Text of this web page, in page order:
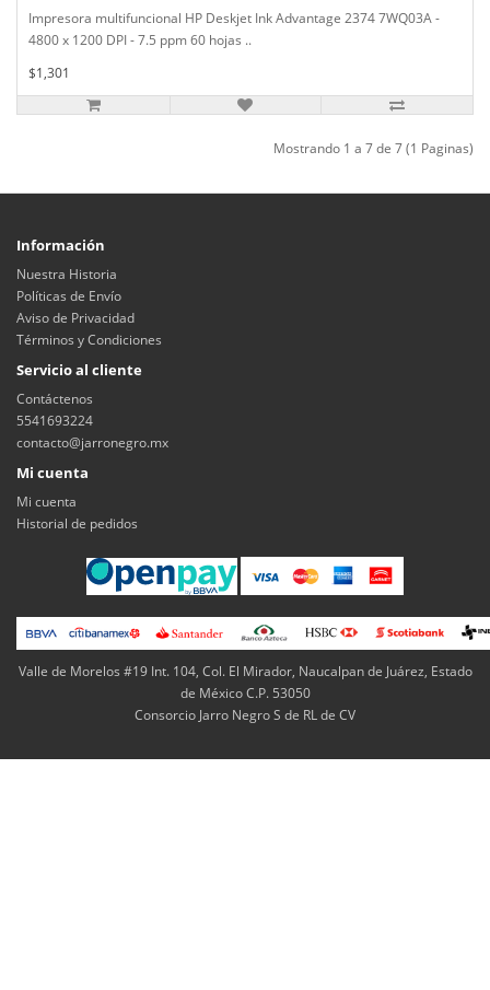
Impresora multifuncional HP Deskjet Ink Advantage 2374 7WQ03A -
4800 x 1200 DPI - 7.5 ppm 60 hojas ..
$1,301
Mostrando 1 a 7 de 7 (1 Paginas)
Información
Nuestra Historia
Políticas de Envío
Aviso de Privacidad
Términos y Condiciones
Servicio al cliente
Contáctenos
5541693224
contacto@jarronegro.mx
Mi cuenta
Mi cuenta
Historial de pedidos
Valle de Morelos #19 Int. 104, Col. El Mirador, Naucalpan de Juárez, Estado
de México C.P. 53050
Consorcio Jarro Negro S de RL de CV